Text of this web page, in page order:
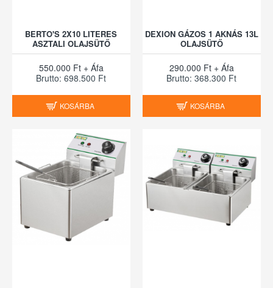
BERTO'S 2X10 LITERES
ASZTALI OLAJSÜTŐ
550.000 Ft + Áfa
Brutto: 698.500 Ft
KOSÁRBA
DEXION GÁZOS 1 AKNÁS 13L
OLAJSÜTŐ
290.000 Ft + Áfa
Brutto: 368.300 Ft
KOSÁRBA